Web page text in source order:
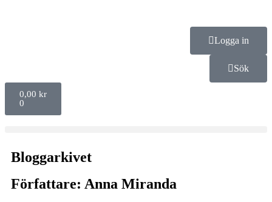
Logga in
Sök
0,00 kr
0
Bloggarkivet
Författare: Anna Miranda